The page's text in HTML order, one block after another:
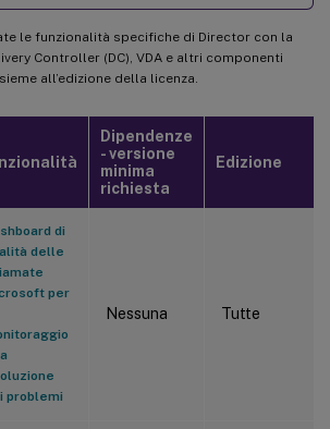
le funzionalità specifiche di Director con la
Controller (DC), VDA e altri componenti
all’edizione della licenza.
Dipendenze
- versione
minima
richiesta
Edizione
di
delle
per
problemi
Nessuna Tutte